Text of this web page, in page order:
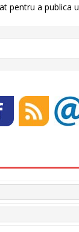
pentru a publica